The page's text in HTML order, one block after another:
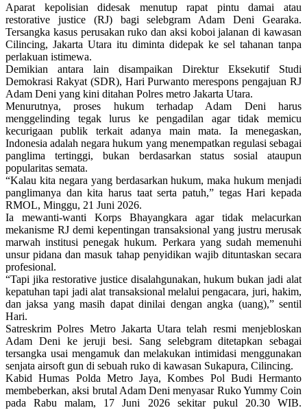
Aparat kepolisian didesak menutup rapat pintu damai atau
restorative justice (RJ) bagi selebgram Adam Deni Gearaka.
Tersangka kasus perusakan ruko dan aksi koboi jalanan di kawasan
Cilincing, Jakarta Utara itu diminta didepak ke sel tahanan tanpa
perlakuan istimewa.
Demikian antara lain disampaikan Direktur Eksekutif Studi
Demokrasi Rakyat (SDR), Hari Purwanto merespons pengajuan RJ
Adam Deni yang kini ditahan Polres metro Jakarta Utara.
Menurutnya, proses hukum terhadap Adam Deni harus
menggelinding tegak lurus ke pengadilan agar tidak memicu
kecurigaan publik terkait adanya main mata. Ia menegaskan,
Indonesia adalah negara hukum yang menempatkan regulasi sebagai
panglima tertinggi, bukan berdasarkan status sosial ataupun
popularitas semata.
“Kalau kita negara yang berdasarkan hukum, maka hukum menjadi
panglimanya dan kita harus taat serta patuh,” tegas Hari kepada
RMOL, Minggu, 21 Juni 2026.
Ia mewanti-wanti Korps Bhayangkara agar tidak melacurkan
mekanisme RJ demi kepentingan transaksional yang justru merusak
marwah institusi penegak hukum. Perkara yang sudah memenuhi
unsur pidana dan masuk tahap penyidikan wajib dituntaskan secara
profesional.
“Tapi jika restorative justice disalahgunakan, hukum bukan jadi alat
kepatuhan tapi jadi alat transaksional melalui pengacara, juri, hakim,
dan jaksa yang masih dapat dinilai dengan angka (uang),” sentil
Hari.
Satreskrim Polres Metro Jakarta Utara telah resmi menjebloskan
Adam Deni ke jeruji besi. Sang selebgram ditetapkan sebagai
tersangka usai mengamuk dan melakukan intimidasi menggunakan
senjata airsoft gun di sebuah ruko di kawasan Sukapura, Cilincing.
Kabid Humas Polda Metro Jaya, Kombes Pol Budi Hermanto
membeberkan, aksi brutal Adam Deni menyasar Ruko Yummy Coin
pada Rabu malam, 17 Juni 2026 sekitar pukul 20.30 WIB.